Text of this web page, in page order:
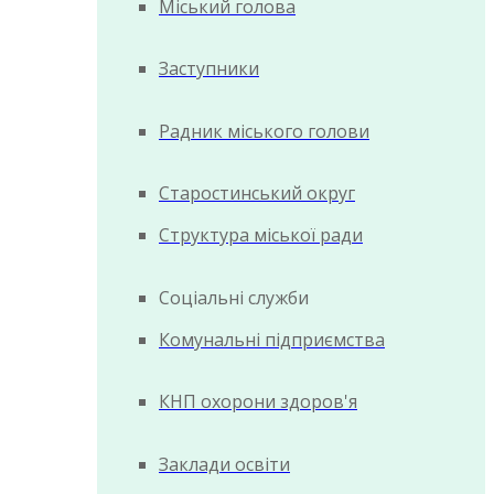
Міський голова
Заступники
Радник міського голови
Старостинський округ
Структура міської ради
Соціальні служби
Комунальні підприємства
КНП охорони здоров'я
Заклади освіти